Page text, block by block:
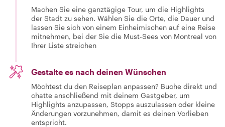
Machen Sie eine ganztägige Tour, um die Highlights
der Stadt zu sehen. Wählen Sie die Orte, die Dauer und
lassen Sie sich von einem Einheimischen auf eine Reise
mitnehmen, bei der Sie die Must-Sees von Montreal von
Ihrer Liste streichen
Gestalte es nach deinen Wünschen
Möchtest du den Reiseplan anpassen? Buche direkt und
chatte anschließend mit deinem Gastgeber, um
Highlights anzupassen, Stopps auszulassen oder kleine
Änderungen vorzunehmen, damit es deinen Vorlieben
entspricht.